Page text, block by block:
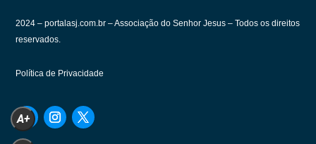
2024 –portalasj.com.br – Associação do Senhor Jesus – Todos os direitos
reservados.
Política de Privacidade
A+